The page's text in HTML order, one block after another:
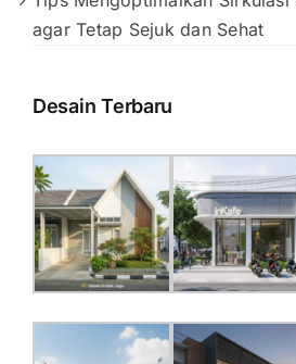
agar Tetap Sejuk dan Sehat
Desain Terbaru